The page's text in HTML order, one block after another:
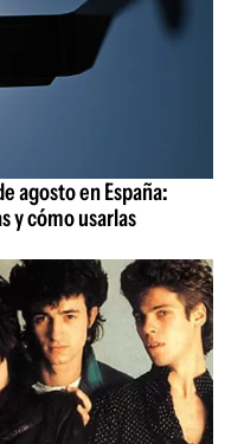
agosto en España:
y cómo usarlas